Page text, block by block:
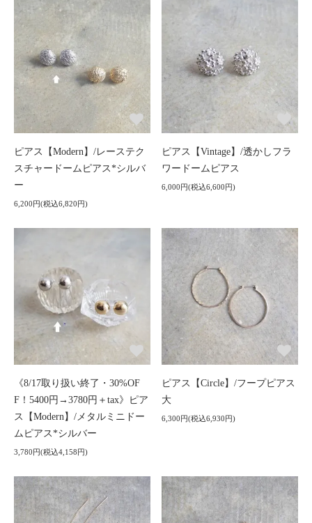
ピアス【Modern】/レーステク
スチャードームピアス*シルバ
ー
6,200円(税込6,820円)
ピアス【Vintage】/透かしフラ
ワードームピアス
6,000円(税込6,600円)
《8/17取り扱い終了・30%OF
F！5400円→3780円＋tax》ピア
ス【Modern】/メタルミニドー
ムピアス*シルバー
3,780円(税込4,158円)
ピアス【Circle】/フープピアス
大
6,300円(税込6,930円)